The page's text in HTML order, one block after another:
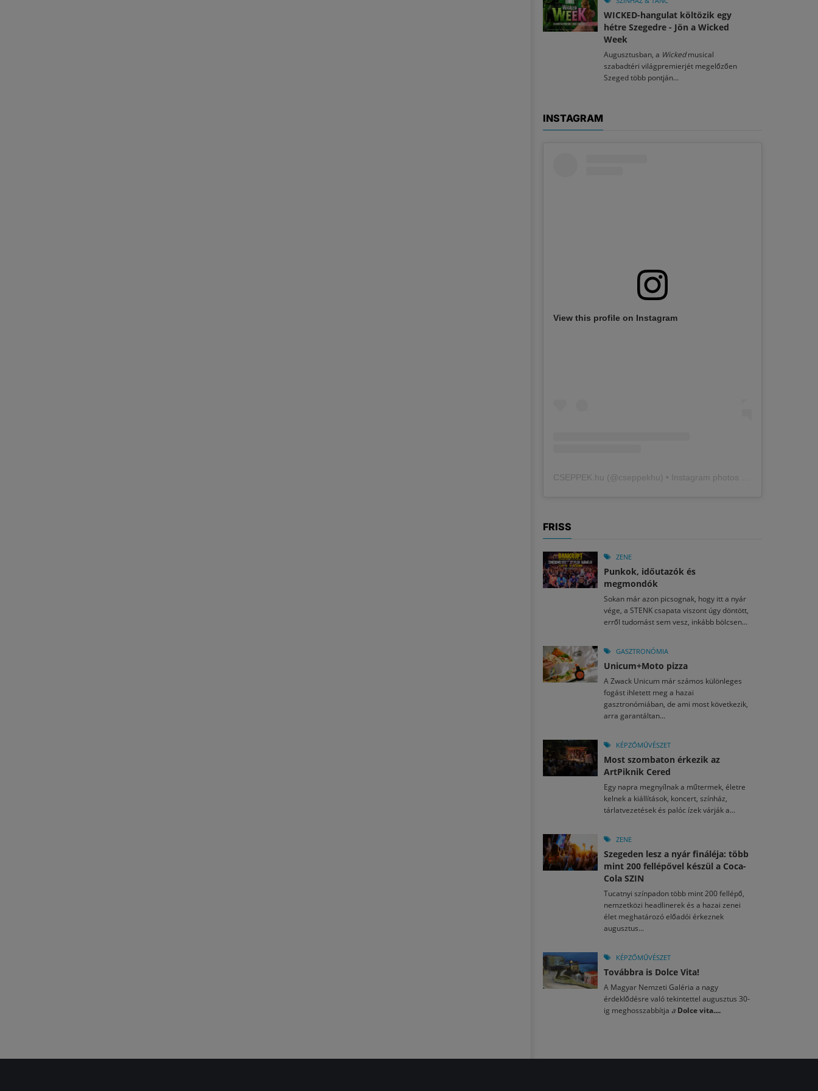
WICKED-hangulat költözik egy
hétre Szegedre - Jön a Wicked
Week
Augusztusban, a Wickedmusical
szabadtéri világpremierjét megelőzően
Szeged több pontján...
INSTAGRAM
View this profile on Instagram
CSEPPEK.hu (@cseppekhu ) • Instagram photos and videos
FRISS
ZENE
Punkok, időutazók és
megmondók
Sokan már azon picsognak, hogy itt a nyár
vége, a STENK csapata viszont úgy döntött,
erről tudomást sem vesz, inkább bölcsen...
GASZTRONÓMIA
Unicum+Moto pizza
A Zwack Unicum már számos különleges
fogást ihletett meg a hazai
gasztronómiában, de ami most következik,
arra garantáltan...
KÉPZŐMŰVÉSZET
Most szombaton érkezik az
ArtPiknik Cered
Egy napra megnyílnak a műtermek, életre
kelnek a kiállítások, koncert, színház,
tárlatvezetések és palóc ízek várják a...
ZENE
Szegeden lesz a nyár fináléja: több
mint 200 fellépővel készül a Coca-
Cola SZIN
Tucatnyi színpadon több mint 200 fellépő,
nemzetközi headlinerek és a hazai zenei
élet meghatározó előadói érkeznek
augusztus...
KÉPZŐMŰVÉSZET
Továbbra is Dolce Vita!
A Magyar Nemzeti Galéria a nagy
érdeklődésre való tekintettel augusztus 30-
ig meghosszabbítja a Dolce vita....